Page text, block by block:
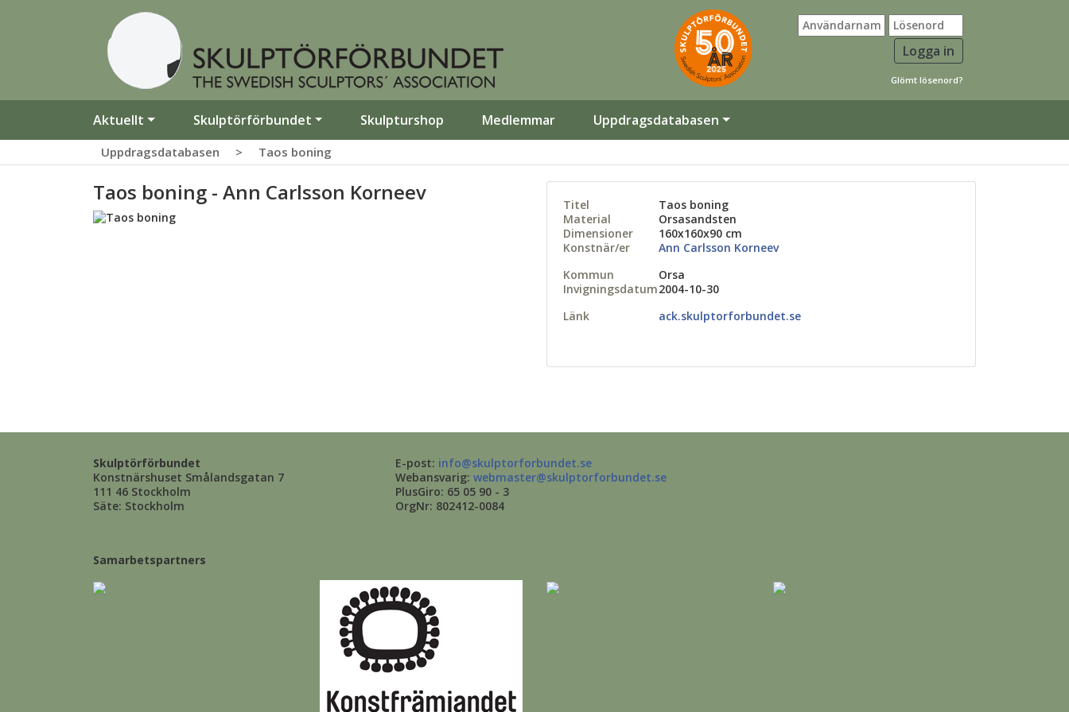
Glömt lösenord?
Aktuellt Skulptörförbundet Skulpturshop Medlemmar Uppdragsdatabasen
Uppdragsdatabasen > Taos boning
Taos boning - Ann Carlsson Korneev Titel
Taos boning
Material
Orsasandsten
Dimensioner
160x160x90 cm
Konstnär/er
Ann Carlsson Korneev
Kommun
Orsa
Invigningsdatum2004-10-30
Länk
ack.skulptorforbundet.se
Skulptörförbundet
Konstnärshuset Smålandsgatan 7
111 46 Stockholm
Säte: Stockholm
E-post: info@skulptorforbundet.se
Webansvarig: webmaster@skulptorforbundet.se
PlusGiro: 65 05 90 - 3
OrgNr: 802412-0084
Samarbetspartners